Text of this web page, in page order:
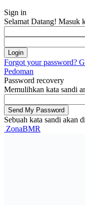
Sign in
Selamat Datang! Masuk
Forgot your password?
Pedoman
Password recovery
Memulihkan kata sandi
Sebuah kata sandi akan
ZonaBMR